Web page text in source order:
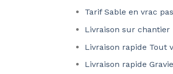
Tarif Sable en vrac
Livraison sur chantier
Livraison rapide Tout
Livraison rapide